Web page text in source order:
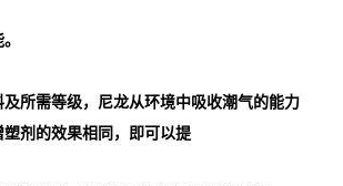
所需等级，尼龙从环境中吸收潮气的能力
剂的效果相同，即可以提